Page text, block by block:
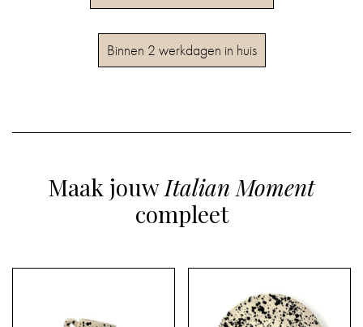
Binnen 2 werkdagen in huis
Maak jouwItalian Moment
compleet